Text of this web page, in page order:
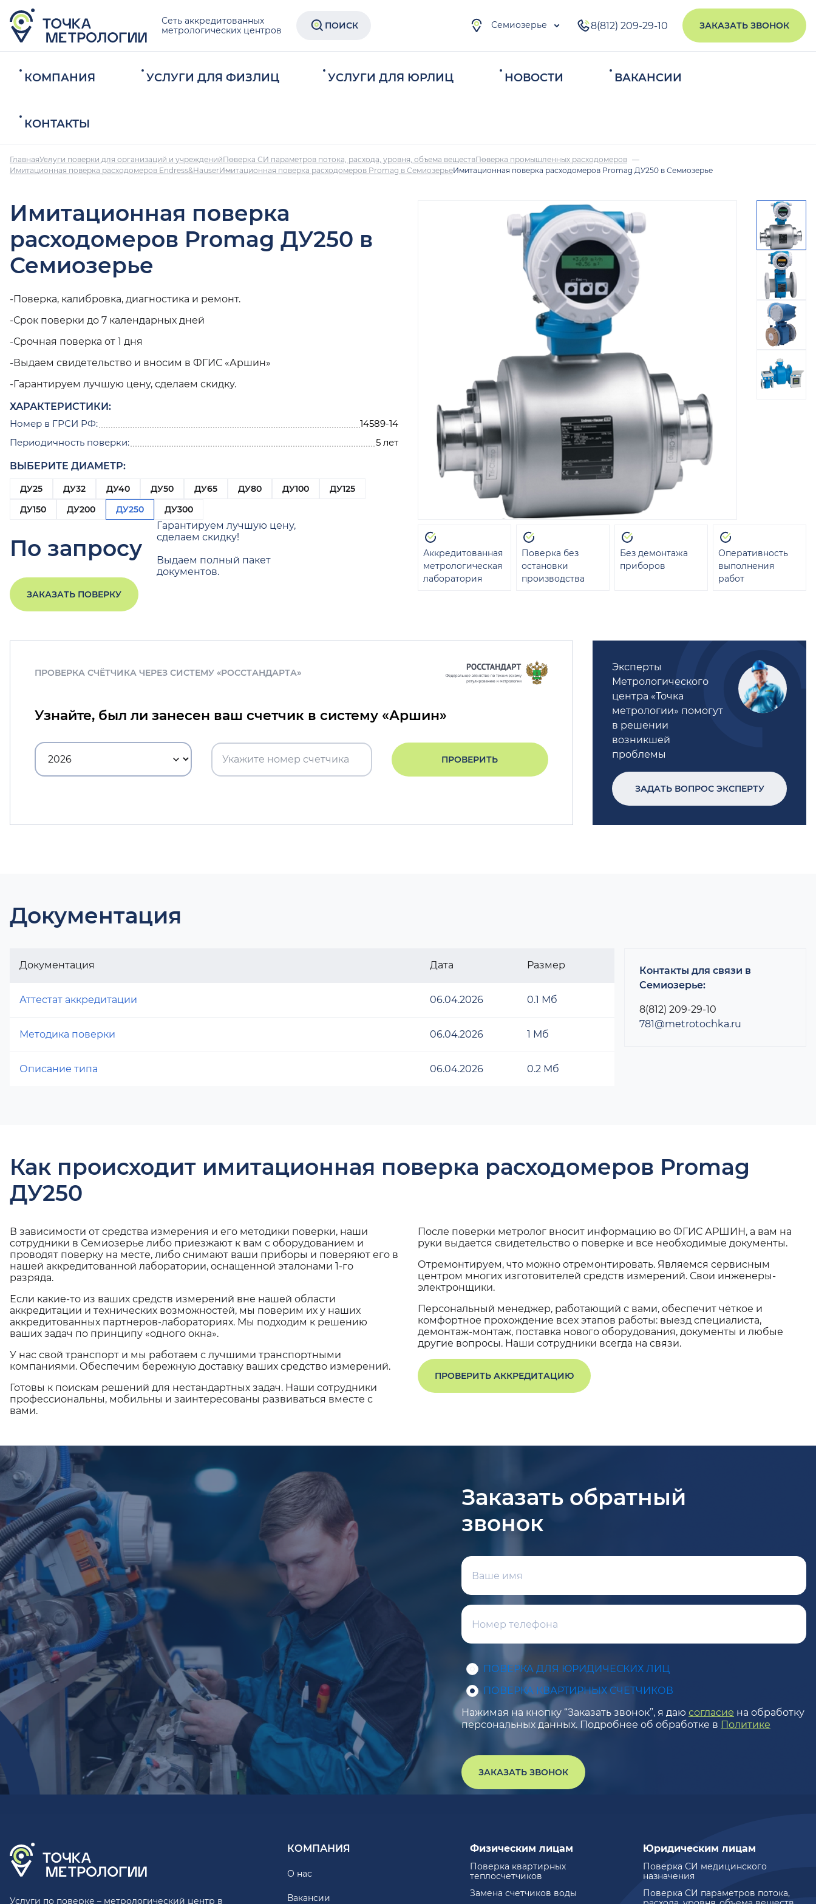
Сеть аккредитованных
метрологических центров
ПОИСК Семиозерье 8(812) 209-29-10 ЗАКАЗАТЬ ЗВОНОК
КОМПАНИЯ УСЛУГИ ДЛЯ ФИЗЛИЦ УСЛУГИ ДЛЯ ЮРЛИЦ НОВОСТИ ВАКАНСИИ
КОНТАКТЫ
ГлавнаяУслуги поверки для организаций и учрежденийПоверка СИ параметров потока, расхода, уровня, объема веществПоверка промышленных расходомеров
Имитационная поверка расходомеров Endress&HauserИмитационная поверка расходомеров Promag в СемиозерьеИмитационная поверка расходомеров Promag ДУ250 в Семиозерье
Имитационная поверка
расходомеров Promag ДУ250 в
Семиозерье
-Поверка, калибровка, диагностика и ремонт.
-Срок поверки до 7 календарных дней
-Срочная поверка от 1 дня
-Выдаем свидетельство и вносим в ФГИС «Аршин»
-Гарантируем лучшую цену, сделаем скидку.
ХАРАКТЕРИСТИКИ:
Номер в ГРСИ РФ:
14589-14
Периодичность поверки:
5 лет
ВЫБЕРИТЕ ДИАМЕТР:
ДУ25 ДУ32 ДУ40 ДУ50 ДУ65 ДУ80 ДУ100
ДУ125
ДУ150
ДУ200 ДУ250 ДУ300
По запросу
Гарантируем лучшую цену,
сделаем скидку!
Выдаем полный пакет
документов.
ЗАКАЗАТЬ ПОВЕРКУ
Аккредитованная
метрологическая
лаборатория
Поверка без
остановки
производства
Без демонтажа
приборов
Оперативность
выполнения
работ
ПРОВЕРКА СЧЁТЧИКА ЧЕРЕЗ СИСТЕМУ «РОССТАНДАРТА»
Узнайте, был ли занесен ваш счетчик в систему «Аршин»
ПРОВЕРИТЬ
Эксперты
Метрологического
центра «Точка
метрологии» помогут
в решении
возникшей
проблемы
ЗАДАТЬ ВОПРОС ЭКСПЕРТУ
Документация
Документация Дата Размер
Аттестат аккредитации 06.04.2026 0.1 Мб
Методика поверки 06.04.2026 1 Мб
Описание типа 06.04.2026 0.2 Мб
Контакты для связи в
Семиозерье:
8(812) 209-29-10
781@metrotochka.ru
Как происходит имитационная поверка расходомеров Promag
ДУ250
В зависимости от средства измерения и его методики поверки, наши
сотрудники в Семиозерье либо приезжают к вам с оборудованием и
проводят поверку на месте, либо снимают ваши приборы и поверяют его в
нашей аккредитованной лаборатории, оснащенной эталонами 1-го
разряда.
Если какие-то из ваших средств измерений вне нашей области
аккредитации и технических возможностей, мы поверим их у наших
аккредитованных партнеров-лабораториях. Мы подходим к решению
ваших задач по принципу «одного окна».
У нас свой транспорт и мы работаем с лучшими транспортными
компаниями. Обеспечим бережную доставку ваших средство измерений.
Готовы к поискам решений для нестандартных задач. Наши сотрудники
профессиональны, мобильны и заинтересованы развиваться вместе с
вами.
После поверки метролог вносит информацию во ФГИС АРШИН, а вам на
руки выдается свидетельство о поверке и все необходимые документы.
Отремонтируем, что можно отремонтировать. Являемся сервисным
центром многих изготовителей средств измерений. Свои инженеры-
электронщики.
Персональный менеджер, работающий с вами, обеспечит чёткое и
комфортное прохождение всех этапов работы: выезд специалиста,
демонтаж-монтаж, поставка нового оборудования, документы и любые
другие вопросы. Наши сотрудники всегда на связи.
ПРОВЕРИТЬ АККРЕДИТАЦИЮ
Заказать обратный
звонок
ПОВЕРКА ДЛЯ ЮРИДИЧЕСКИХ ЛИЦ
ПОВЕРКА КВАРТИРНЫХ СЧЕТЧИКОВ
Нажимая на кнопку “Заказать звонок”, я даю согласие на обработку
персональных данных. Подробнее об обработке в Политике
ЗАКАЗАТЬ ЗВОНОК
Услуги по поверке – метрологический центр в
КОМПАНИЯ
О нас
Вакансии
Физическим лицам
Поверка квартирных
теплосчетчиков
Замена счетчиков воды
Юридическим лицам
Поверка СИ медицинского
назначения
Поверка СИ параметров потока,